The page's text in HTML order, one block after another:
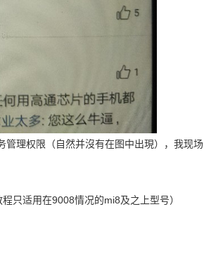
理权限（自然并沒有在图中出現），我现场
只适用在9008情况的mi8及之上型号）